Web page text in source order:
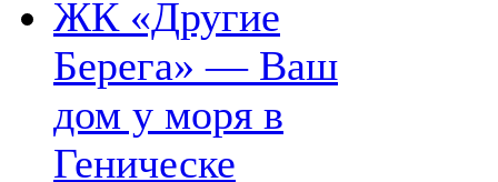
ЖК «Другие
Берега» — Ваш
дом у моря в
Геническе